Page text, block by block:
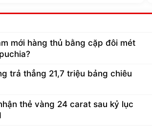
mới hàng thủ bằng cặp đôi mét
trả thẳng 21,7 triệu bảng chiêu
thẻ vàng 24 carat sau kỷ lục